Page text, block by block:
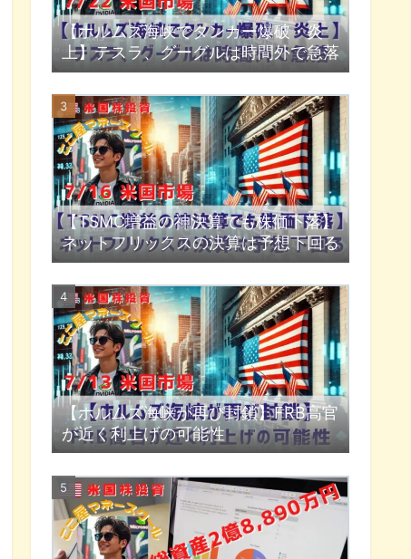
【ホルムズ海峡でタンカー爆破・炎
上】テスラ、グーグルは時間外で急落
【TSMC増益の神決算でも株価下落】
ネットフリックスの決算は予想下回る
【ホルムズ海峡が再び封鎖】FRB高官
が近く利上げの可能性